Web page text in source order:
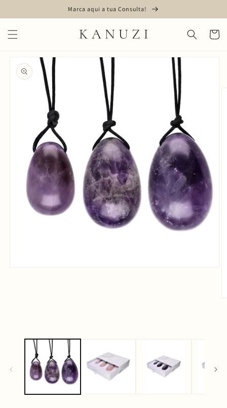
conteúdo
Marca aqui a tua Consulta!
informação
do produto